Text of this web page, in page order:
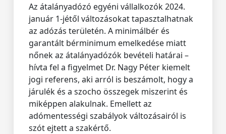
Az átalányadózó egyéni vállalkozók 2024.
január 1-jétől változásokat tapasztalhatnak
az adózás területén. A minimálbér és
garantált bérminimum emelkedése miatt
nőnek az átalányadózók bevételi határai –
hívta fel a figyelmet Dr. Nagy Péter kiemelt
jogi referens, aki arról is beszámolt, hogy a
járulék és a szocho összegek miszerint és
miképpen alakulnak. Emellett az
adómentességi szabályok változásairól is
szót ejtett a szakértő.